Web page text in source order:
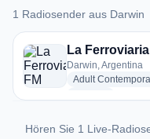
1 Radiosender aus Darwin
1 Radiosender aus
La Ferroviaria
Darwin, Argentina
Adult
Hören Sie 1 Live-